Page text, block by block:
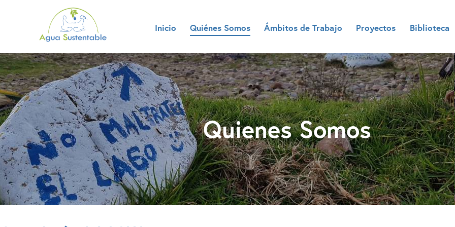
Inicio Quiénes Somos Ámbitos de Trabajo Proyectos Biblioteca
Quienes Somos